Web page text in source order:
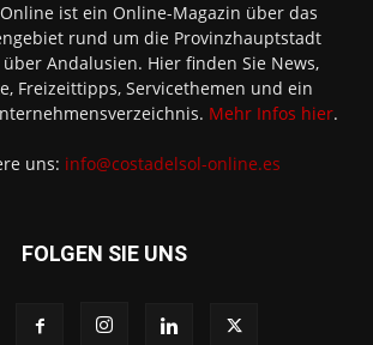
ist ein Online-Magazin über das
rund um die Provinzhauptstadt
Andalusien. Hier finden Sie News,
Freizeittipps, Servicethemen und ein
Mehr Infos hier.
uns: info@costadelsol-online.es
FOLGEN SIE UNS